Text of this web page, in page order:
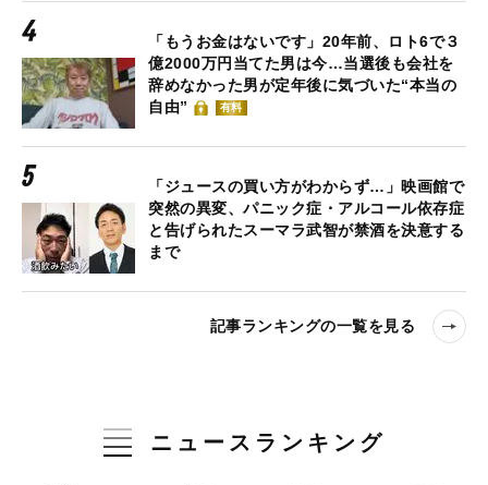
「もうお金はないです」20年前、ロト6で３
億2000万円当てた男は今…当選後も会社を
辞めなかった男が定年後に気づいた“本当の
自由”
有料
「ジュースの買い方がわからず…」映画館で
突然の異変、パニック症・アルコール依存症
と告げられたスーマラ武智が禁酒を決意する
まで
記事ランキングの一覧を見る
ニュースランキング